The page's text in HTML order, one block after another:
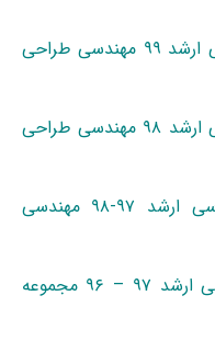
دانلود سوالات کنکور کارشناسی ارشد ۹۹ مهندسی طراحی
دانلود سوالات کنکور کارشناسی ارشد ۹۸ مهندسی طراحی
دانلود سوالات آزمون کارشناسی ارشد ۹۷-۹۸ مهندسی
دانلود سوالات آزمون کارشناسی ارشد ۹۷ – ۹۶ مجموعه